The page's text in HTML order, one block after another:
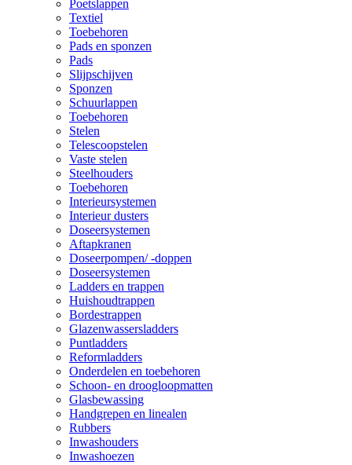
Poetslappen
Textiel
Toebehoren
Pads en sponzen
Pads
Slijpschijven
Sponzen
Schuurlappen
Toebehoren
Stelen
Telescoopstelen
Vaste stelen
Steelhouders
Toebehoren
Interieursystemen
Interieur dusters
Doseersystemen
Aftapkranen
Doseerpompen/ -doppen
Doseersystemen
Ladders en trappen
Huishoudtrappen
Bordestrappen
Glazenwassersladders
Puntladders
Reformladders
Onderdelen en toebehoren
Schoon- en droogloopmatten
Glasbewassing
Handgrepen en linealen
Rubbers
Inwashouders
Inwashoezen